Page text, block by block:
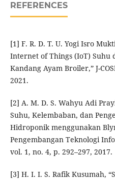
REFERENCES
[1] F. R. D. T. U. Yogi Isro
Internet of Things (IoT) Suhu
Kandang Ayam Broiler,” J-
2021.
[2] A. M. D. S. Wahyu Adi
Suhu, Kelembaban, dan
Hidroponik menggunakan
Pengembangan Teknologi
vol. 1, no. 4, p. 292–297, 2017.
[3] H. I. I. S. Rafik Kusumah,